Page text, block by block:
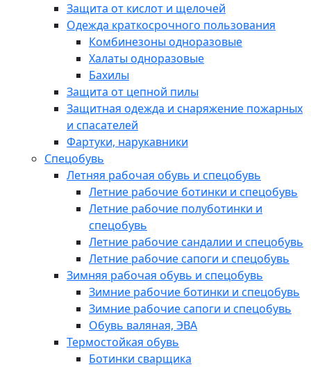
Защита от кислот и щелочей
Одежда краткосрочного пользования
Комбинезоны одноразовые
Халаты одноразовые
Бахилы
Защита от цепной пилы
Защитная одежда и снаряжение пожарных
и спасателей
Фартуки, нарукавники
Спецобувь
Летняя рабочая обувь и спецобувь
Летние рабочие ботинки и спецобувь
Летние рабочие полуботинки и
спецобувь
Летние рабочие сандалии и спецобувь
Летние рабочие сапоги и спецобувь
Зимняя рабочая обувь и спецобувь
Зимние рабочие ботинки и спецобувь
Зимние рабочие сапоги и спецобувь
Обувь валяная, ЭВА
Термостойкая обувь
Ботинки сварщика